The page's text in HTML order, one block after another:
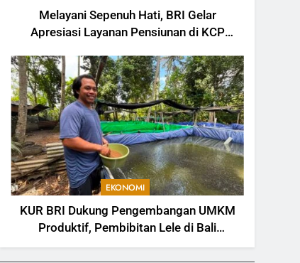
Melayani Sepenuh Hati, BRI Gelar
Apresiasi Layanan Pensiunan di KCP
Nasabah
EKONOMI
KUR BRI Dukung Pengembangan UMKM
Produktif, Pembibitan Lele di Bali
Tingkatkan Kapasitas Produksi